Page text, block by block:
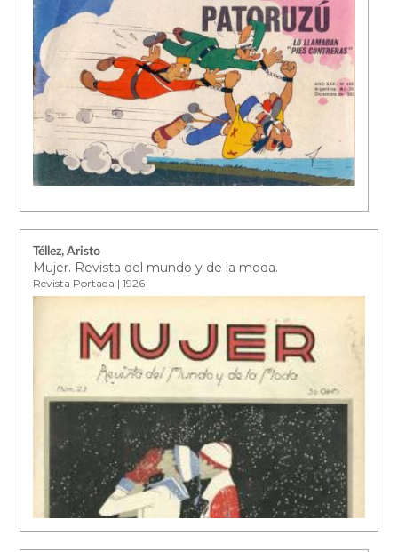
Téllez, Aristo
Mujer. Revista del mundo y de la moda.
Revista Portada | 1926